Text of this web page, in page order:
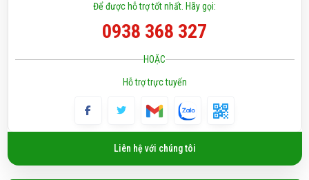
Để được hỗ trợ tốt nhất. Hãy gọi:
0938 368 327
HOẶC
Hỗ trợ trực tuyến
Liên hệ với chúng tôi